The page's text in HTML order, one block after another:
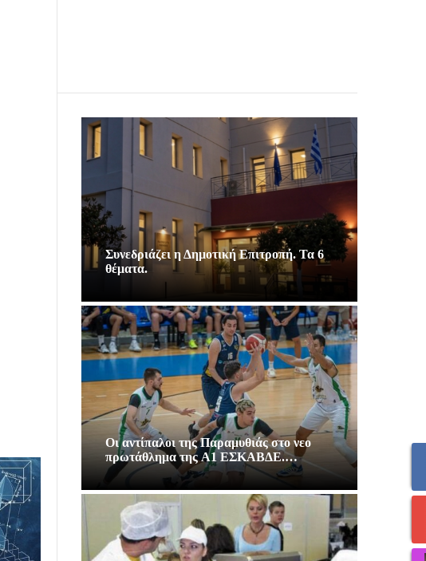
Συνεδριάζει η Δημοτική Επιτροπή. Τα 6
θέματα.
Οι αντίπαλοι της Παραμυθιάς στο νεο
πρωτάθλημα της A1 ΕΣΚΑΒΔΕ.…